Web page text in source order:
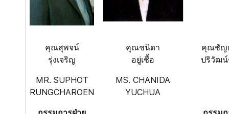
คุณสุพจน์
รุ่งเจริญ
คุณชนิดา
อยู่เชื้อ
คุณชั
ปริวัฒน์
MR. SUPHOT
RUNGCHAROEN
MS. CHANIDA
YUCHUA